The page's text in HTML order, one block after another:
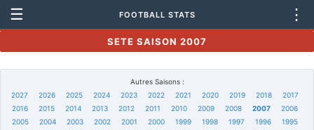
☰ FOOTBALL STATS ⋮
SETE SAISON 2007
Autres Saisons :
2027
2026 2025 2024 2023 2022 2021 2020 2019 2018
2017
2016
2015 2014 2013 2012 2011 2010 2009 2008 2007
2006
2005
2004 2003 2002 2001 2000 1999 1998 1997 1996
1995